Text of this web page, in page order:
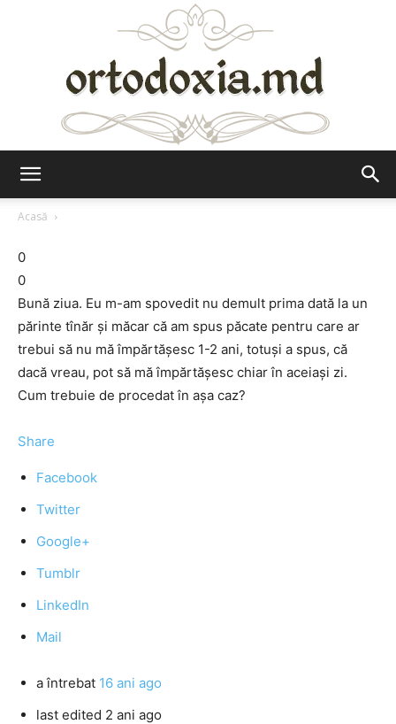
Acasă
0
0
Bună ziua. Eu m-am spovedit nu demult prima dată la un
părinte tînăr şi măcar că am spus păcate pentru care ar
trebui să nu mă împărtăşesc 1-2 ani, totuşi a spus, că
dacă vreau, pot să mă împărtăşesc chiar în aceiaşi zi.
Cum trebuie de procedat în aşa caz?
Share
Facebook
Twitter
Google+
Tumblr
LinkedIn
Mail
a întrebat 16 ani ago
last edited 2 ani ago